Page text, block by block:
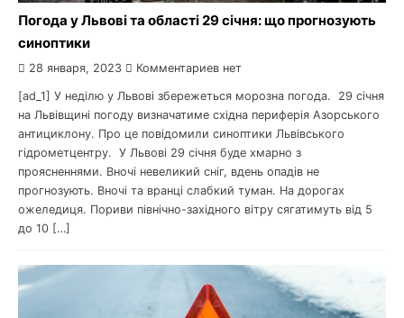
Погода у Львові та області 29 січня: що прогнозують
синоптики
28 января, 2023 Комментариев нет
[ad_1] У неділю у Львові збережеться морозна погода. 29 січня
на Львівщині погоду визначатиме східна периферія Азорського
антициклону. Про це повідомили синоптики Львівського
гідрометцентру. У Львові 29 січня буде хмарно з
проясненнями. Вночі невеликий сніг, вдень опадів не
прогнозують. Вночі та вранці слабкий туман. На дорогах
ожеледиця. Пориви північно-західного вітру сягатимуть від 5
до 10 […]